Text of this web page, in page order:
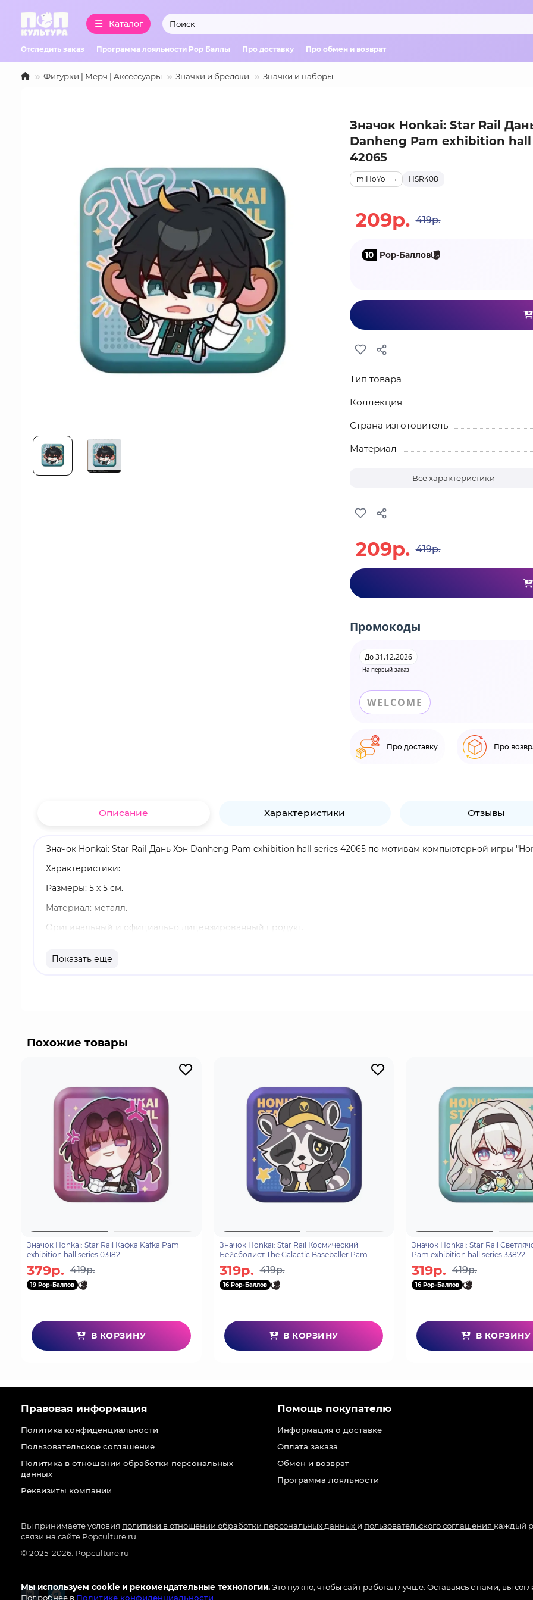
Каталог
Отследить заказ Программа лояльности Pop Баллы Про доставку Про обмен и возврат
Фигурки | Мерч | Аксессуары Значки и брелоки Значки и наборы
Значок Honkai: Star Rail
Danheng Pam exhibition hall
42065
HSR408
miHoYo
209р. 419р.
10 Pop-Баллов
Тип товара
Коллекция
Страна изготовитель
Материал
Все характеристики
209р. 419р.
Промокоды
На первый заказ
До 31.12.2026
WELCOME
Про доставку Про
Описание Характеристики Отзывы
Значок Honkai: Star Rail Дань Хэн Danheng Pam exhibition hall series 42065 по мотивам компьютерной игры
Характеристики:
Размеры: 5 х 5 см.
Материал: металл.
Оригинальный и официально лицензированный продукт.
Дань Хэн - играбельный персонаж, холодный и сдержанный молодой человек, владеющий копьём
Показать еще
Похожие товары
Значок Honkai: Star Rail Кафка Kafka Pam
exhibition hall series 03182
379р. 419р.
19 Pop-Баллов
В КОРЗИНУ
Значок Honkai: Star Rail Космический
Бейсболист The Galactic Baseballer Pam
319р. 419р.
16 Pop-Баллов
В КОРЗИНУ
Значок Honkai: Star Rail
Pam exhibition hall series 33872
319р. 419р.
16 Pop-Баллов
В КОРЗИНУ
Мы используем cookie и рекомендательные технологии.Это нужно, чтобы сайт работал лучше. Оставаясь с нами, вы
Подробнее в Политике конфиденциальности
Правовая информация
Политика конфиденциальности
Пользовательское соглашение
Политика в отношении обработки персональных
данных
Реквизиты компании
Помощь покупателю
Информация о доставке
Оплата заказа
Обмен и возврат
Программа лояльности
Вы принимаете условия политики в отношении обработки персональных данных и пользовательского соглашения каждый
связи на сайте Popculture.ru
© 2025-2026. Popculture.ru